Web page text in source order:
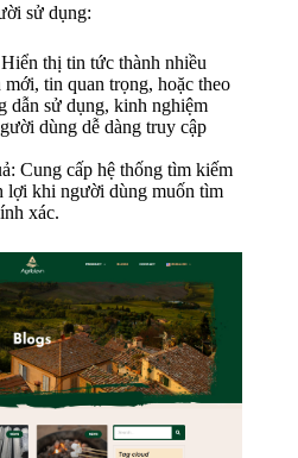
sử dụng:
thị tin tức thành nhiều
tin quan trọng, hoặc theo
dẫn sử dụng, kinh nghiệm
dùng dễ dàng truy cập
Cung cấp hệ thống tìm kiếm
lợi khi người dùng muốn tìm
xác.